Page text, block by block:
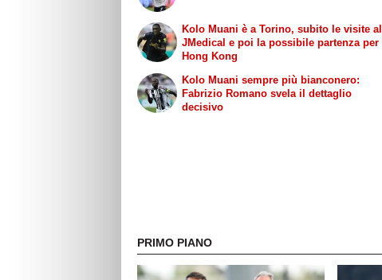
Kolo Muani è a Torino, subito le visite al
JMedical e poi la possibile partenza per
Hong Kong
Kolo Muani sempre più bianconero:
Fabrizio Romano svela il dettaglio
decisivo
PRIMO PIANO